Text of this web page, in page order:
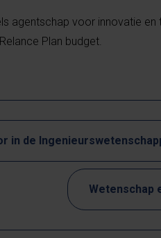
agentschap voor innovatie
Plan budget.
in de
Wetenschap